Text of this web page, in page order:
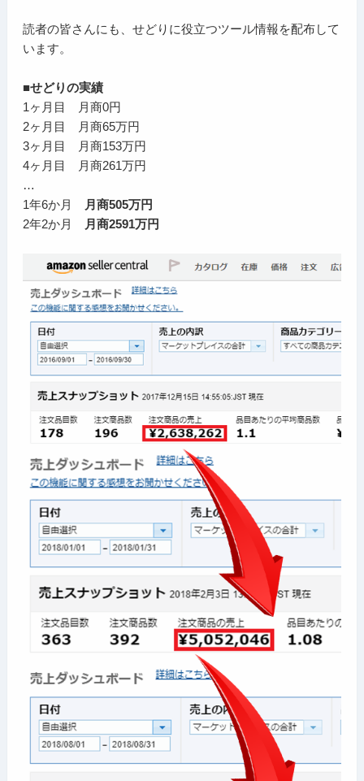
読者の皆さんにも、せどりに役立つツール情報を配布して
います。
■せどりの実績
1ヶ月目 月商0円
2ヶ月目 月商65万円
3ヶ月目 月商153万円
4ヶ月目 月商261万円
…
1年6か月
月商505万円
2年2か月
月商2591万円